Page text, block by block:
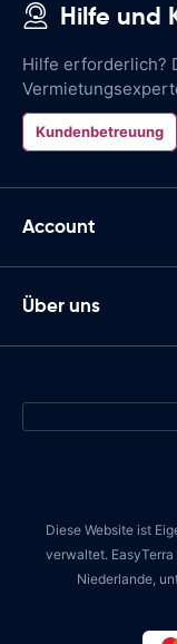
Hilfe und
Hilfe erforderlich?
Kundenbetreuung
Account
Über uns
Diese Website ist
verwaltet. EasyTerra
Niederlande,